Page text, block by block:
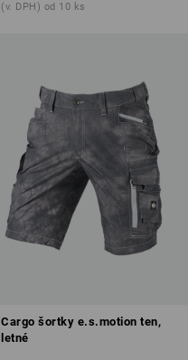
(v. DPH) od 10 ks
Cargo šortky e.s.motion ten,
letné